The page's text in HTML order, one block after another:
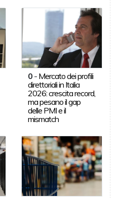
0 - Mercato dei profili
direttoriali in Italia
2026: crescita record,
ma pesano il gap
delle PMI e il
mismatch